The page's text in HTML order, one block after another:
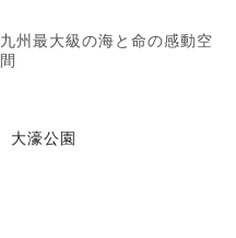
九州最大級の海と命の感動空
間
大濠公園